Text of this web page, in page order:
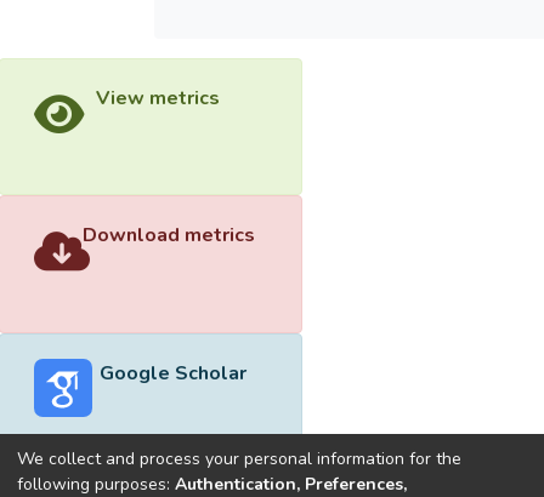
View metrics
Download metrics
Google Scholar
We collect and process your personal information for the
following purposes: Authentication, Preferences,